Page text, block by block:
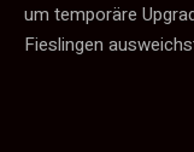
um temporäre
Fieslingen